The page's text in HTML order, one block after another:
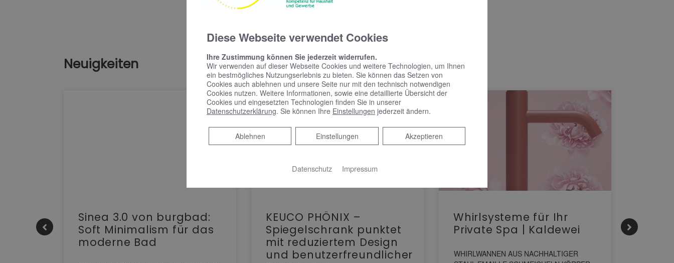
Neuigkeiten
Sinea 3.0 von burgbad:
Soft Minimalism für das
moderne Bad
KEUCO PHÖNIX –
Spiegelschrank punktet
mit reduziertem Design
und benutzerfreundlicher
Whirlsysteme für Ihr
Private Spa | Kaldewei
WHIRLWANNEN AUS NACHHALTIGER
Diese Webseite verwendet Cookies
Ihre Zustimmung können Sie jederzeit widerrufen.
Wir verwenden auf dieser Webseite Cookies und weitere Technologien, um Ihnen
ein bestmögliches Nutzungserlebnis zu bieten. Sie können das Setzen von
Cookies auch ablehnen und unsere Seite nur mit den technisch notwendigen
Cookies nutzen. Weitere Informationen, sowie eine detaillierte Übersicht der
Cookies und eingesetzten Technologien finden Sie in unserer
Datenschutzerklärung. Sie können Ihre Einstellungen jederzeit ändern.
Akzeptieren
Einstellungen
Ablehnen
Ablehnen
Datenschutz Impressum